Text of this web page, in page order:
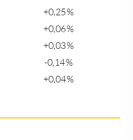
+0,25 %
+0,06 %
+0,03 %
-0,14 %
+0,04 %